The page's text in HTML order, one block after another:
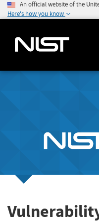
An official website of the
Here's how you know